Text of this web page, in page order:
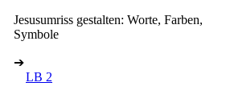
Jesusumriss gestalten: Worte, Farben,
Symbole
➔
LB 2